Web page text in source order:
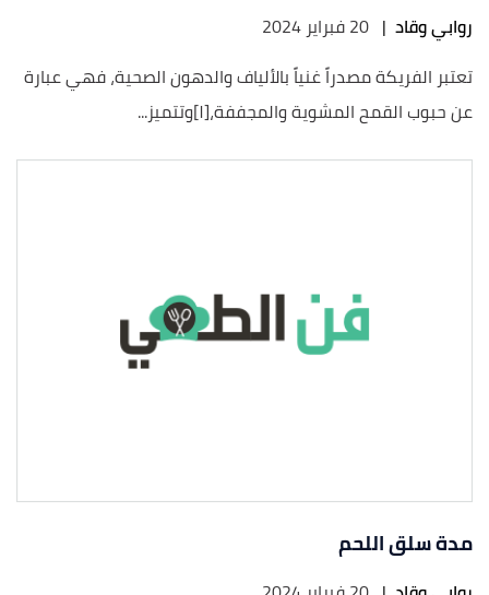
روابي وقاد | 20 فبراير 2024
تعتبر الفريكة مصدراً غنياً بالألياف والدهون الصحية، فهي عبارة
عن حبوب القمح المشوية والمجففة،[١]وتتميز...
مدة سلق اللحم